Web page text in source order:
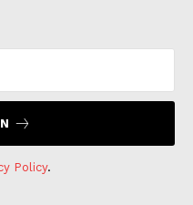
Policy.